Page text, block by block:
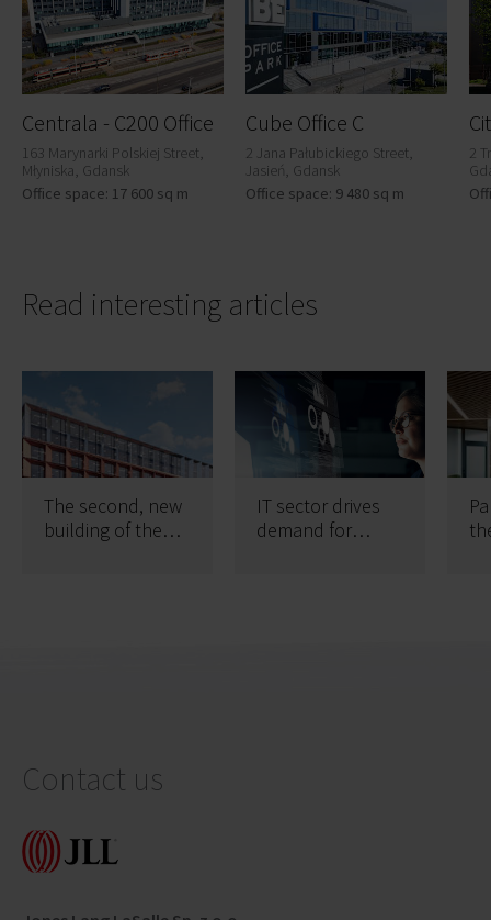
Centrala - C200 Office
163 Marynarki Polskiej Street,
Młyniska, Gdansk
Office space: 17 600 sq m
Cube Office C
2 Jana Pałubickiego Street,
Jasień, Gdansk
Office space: 9 480 sq m
2
Read interesting articles
The second, new
building of the
IT sector drives
demand for
Contact us